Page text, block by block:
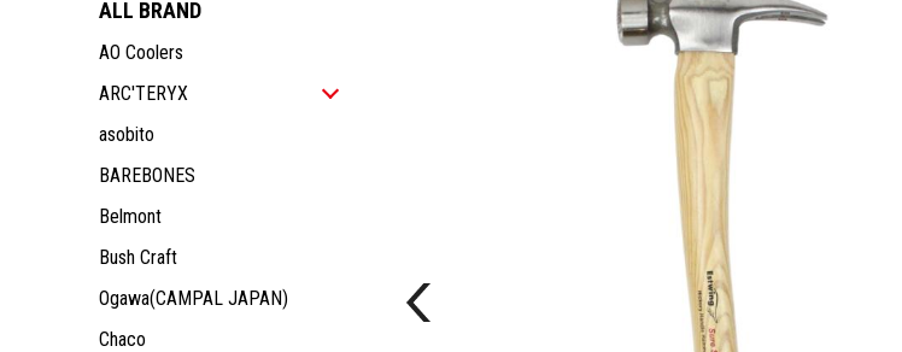
ALL BRAND
AO Coolers
ARC'TERYX
ALL ITEM
ALL ITEM
JACKET
TOPS
WOMEN
ALL ITEM
JACKET
PANTS
KIDS
ALL ITEM
TOPS
PANTS
OUTDOOR GEAR
asobito
BAREBONES
Belmont
Bush Craft
Ogawa(CAMPAL JAPAN)
Chaco